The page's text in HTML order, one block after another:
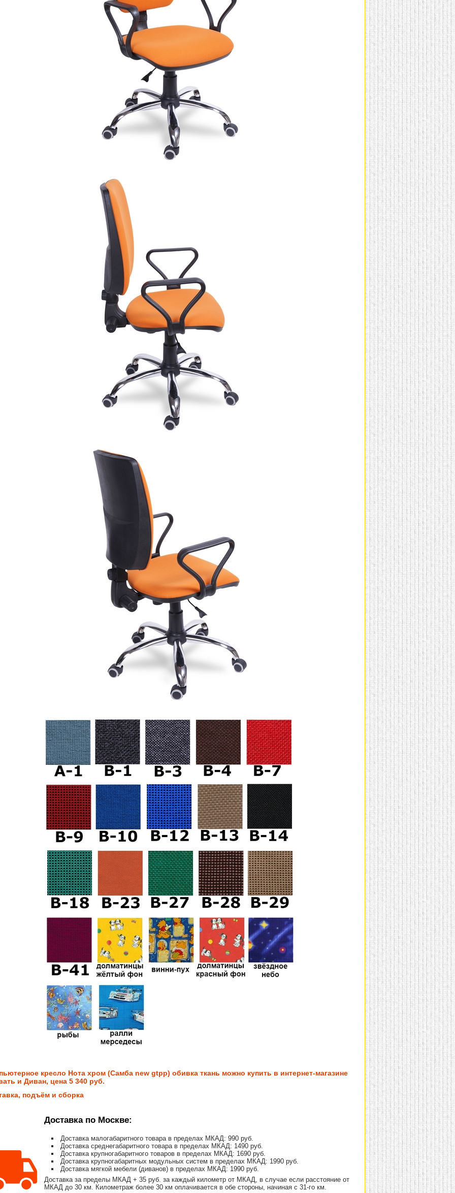
кресло Нота хром (Самба new gtpp) обивка ткань можно купить в интернет-магазине
и Диван, цена 5 340 руб.
подъём и сборка
Доставка по Москве:
Доставка малогабаритного товара в пределах МКАД: 990 руб.
Доставка среднегабаритного товара в пределах МКАД: 1490 руб.
Доставка крупногабаритного товаров в пределах МКАД: 1690 руб.
Доставка крупногабаритных модульных систем в пределах МКАД: 1990 руб.
Доставка мягкой мебели (диванов) в пределах МКАД: 1990 руб.
Доставка за пределы МКАД + 35 руб. за каждый километр от МКАД, в случае если расстояние от
МКАД до 30 км. Километраж более 30 км оплачивается в обе стороны, начиная с 31-го км.